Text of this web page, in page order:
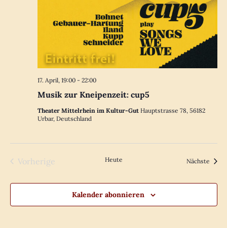
Musik zur Kneipenzeit: cup5
17. April, 19:00- 22:00
Theater Mittelrhein im Kultur-Gut Hauptstrasse 78, 56182
Urbar, Deutschland
Vorherige
Heute Nächste
Kalender abonnieren